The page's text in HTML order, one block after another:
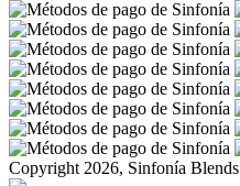
Copyright 2026, Sinfonía Blends